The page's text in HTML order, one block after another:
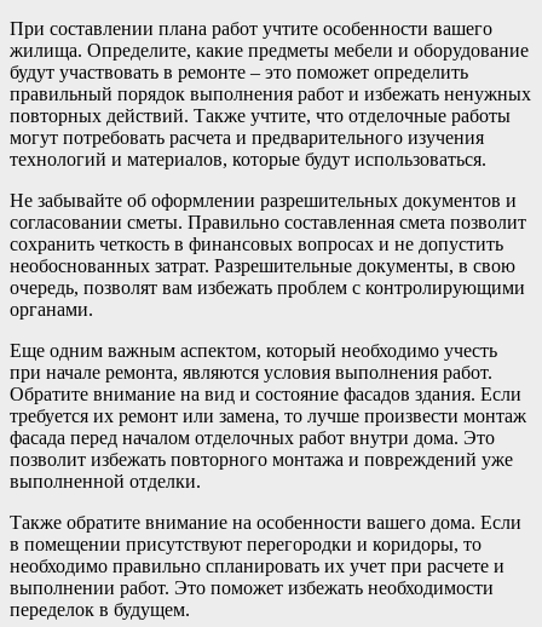
При составлении плана работ учтите особенности вашего
жилища. Определите, какие предметы мебели и оборудование
будут участвовать в ремонте – это поможет определить
правильный порядок выполнения работ и избежать ненужных
повторных действий. Также учтите, что отделочные работы
могут потребовать расчета и предварительного изучения
технологий и материалов, которые будут использоваться.
Не забывайте об оформлении разрешительных документов и
согласовании сметы. Правильно составленная смета позволит
сохранить четкость в финансовых вопросах и не допустить
необоснованных затрат. Разрешительные документы, в свою
очередь, позволят вам избежать проблем с контролирующими
органами.
Еще одним важным аспектом, который необходимо учесть
при начале ремонта, являются условия выполнения работ.
Обратите внимание на вид и состояние фасадов здания. Если
требуется их ремонт или замена, то лучше произвести монтаж
фасада перед началом отделочных работ внутри дома. Это
позволит избежать повторного монтажа и повреждений уже
выполненной отделки.
Также обратите внимание на особенности вашего дома. Если
в помещении присутствуют перегородки и коридоры, то
необходимо правильно спланировать их учет при расчете и
выполнении работ. Это поможет избежать необходимости
переделок в будущем.